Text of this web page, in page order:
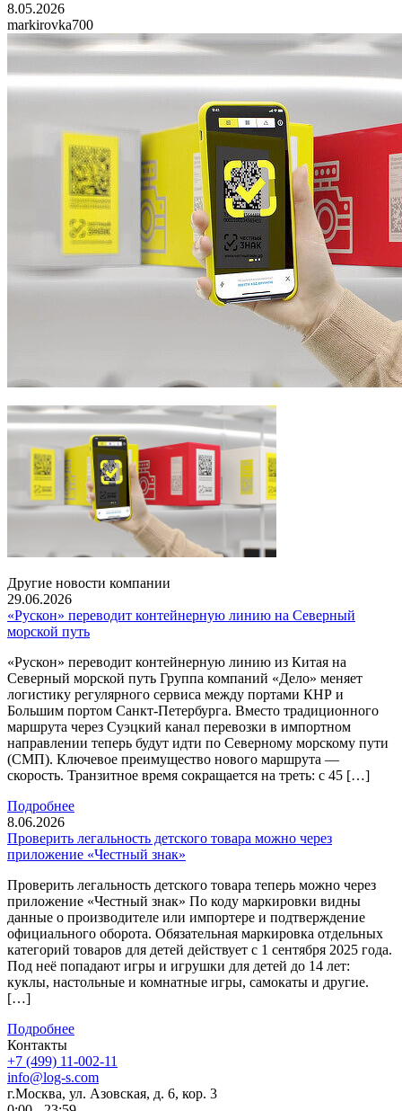
8.05.2026
markirovka700
Другие новости компании
29.06.2026
«Рускон» переводит контейнерную линию на Северный
морской путь
«Рускон» переводит контейнерную линию из Китая на
Северный морской путь Группа компаний «Дело» меняет
логистику регулярного сервиса между портами КНР и
Большим портом Санкт-Петербурга. Вместо традиционного
маршрута через Суэцкий канал перевозки в импортном
направлении теперь будут идти по Северному морскому пути
(СМП). Ключевое преимущество нового маршрута —
скорость. Транзитное время сокращается на треть: с 45 […]
Подробнее
8.06.2026
Проверить легальность детского товара можно через
приложение «Честный знак»
Проверить легальность детского товара теперь можно через
приложение «Честный знак» По коду маркировки видны
данные о производителе или импортере и подтверждение
официального оборота. Обязательная маркировка отдельных
категорий товаров для детей действует с 1 сентября 2025 года.
Под неё попадают игры и игрушки для детей до 14 лет:
куклы, настольные и комнатные игры, самокаты и другие.
[…]
Подробнее
Контакты
+7 (499) 11-002-11
info@log-s.com
г.Москва, ул. Азовская, д. 6, кор. 3